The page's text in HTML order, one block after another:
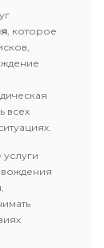
, которое
всех